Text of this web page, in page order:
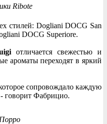
Ribote
стилей: Dogliani DOCG San
DOCG Superiore.
отличается свежестью и
ароматы переходят в яркий
сопровождало каждую
говорит Фабрицио.